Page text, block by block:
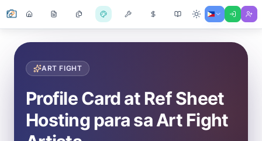
ART FIGHT
Profile Card at Ref Sheet
Hosting para sa Art Fight